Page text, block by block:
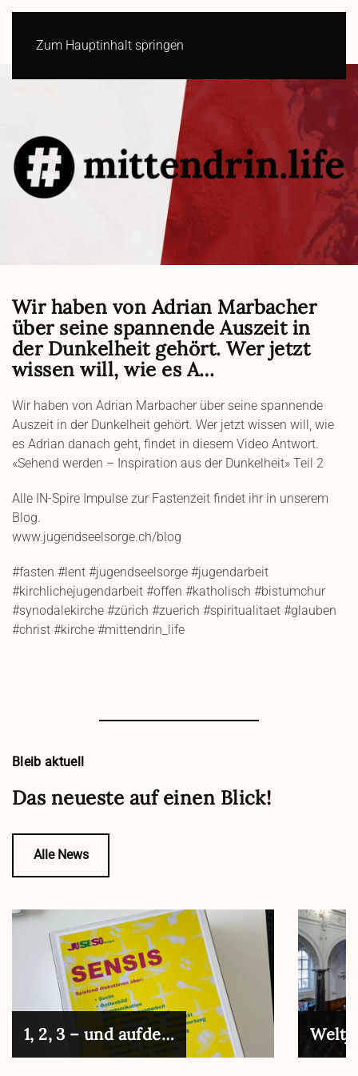
Zum Hauptinhalt springen
Wir haben von Adrian Marbacher
über seine spannende Auszeit in
der Dunkelheit gehört. Wer jetzt
wissen will, wie es A…
Wir haben von Adrian Marbacher über seine spannende
Auszeit in der Dunkelheit gehört. Wer jetzt wissen will, wie
es Adrian danach geht, findet in diesem Video Antwort.
«Sehend werden – Inspiration aus der Dunkelheit» Teil 2
Alle IN-Spire Impulse zur Fastenzeit findet ihr in unserem
Blog.
www.jugendseelsorge.ch/blog
#fasten #lent #jugendseelsorge #jugendarbeit
#kirchlichejugendarbeit #offen #katholisch #bistumchur
#synodalekirche #zürich #zuerich #spiritualitaet #glauben
#christ #kirche #mittendrin_life
Bleib aktuell
Das neueste auf einen Blick!
Alle News
1, 2, 3 – und aufde…